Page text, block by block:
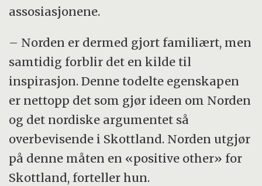
assosiasjonene.
– Norden er dermed gjort familiært, men
samtidig forblir det en kilde til
inspirasjon. Denne todelte egenskapen
er nettopp det som gjør ideen om Norden
og det nordiske argumentet så
overbevisende i Skottland. Norden utgjør
på denne måten en «positive other» for
Skottland, forteller hun.